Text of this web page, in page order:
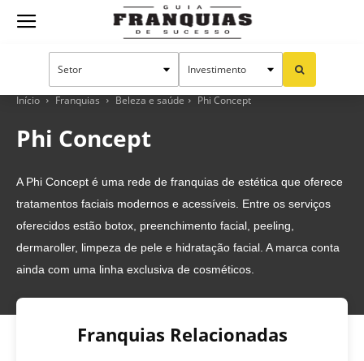
Guia
Franquias
Sucesso
Início Franquias Beleza e saúde Phi Concept
Phi Concept
A Phi Concept é uma rede de franquias de estética que oferece
tratamentos faciais modernos e acessíveis. Entre os serviços
oferecidos estão botox, preenchimento facial, peeling,
dermaroller, limpeza de pele e hidratação facial. A marca conta
ainda com uma linha exclusiva de cosméticos.
Franquias Relacionadas